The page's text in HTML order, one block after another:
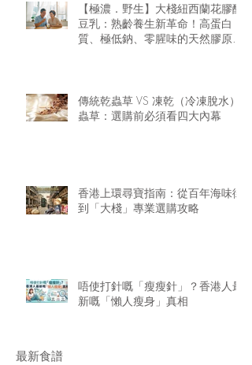
【極濃．野生】大棧紐西蘭花膠醇
豆乳：熟齡養生新革命！高蛋白
質、極低鈉、零腥味的天然膠原精
傳統乾蟲草 VS 凍乾（冷凍脫水）
蟲草：選購前必須看四大內幕
香港上環尋寶指南：從百年海味街
到「大棧」專業選購攻略
唔使打針嘅「瘦瘦針」？香港人最
新嘅「懶人瘦身」真相
最新食譜